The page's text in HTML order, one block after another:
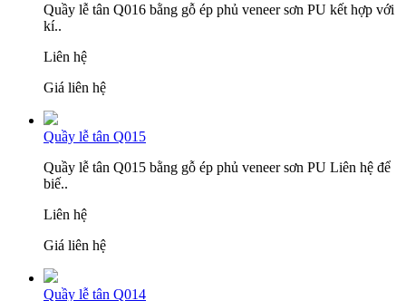
Quầy lễ tân Q016 bằng gỗ ép phủ veneer sơn PU kết hợp với
kí..
Liên hệ
Giá liên hệ
Quầy lễ tân Q015
Quầy lễ tân Q015 bằng gỗ ép phủ veneer sơn PU Liên hệ để
biế..
Liên hệ
Giá liên hệ
Quầy lễ tân Q014